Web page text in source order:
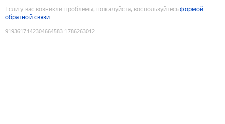
Если у вас возникли проблемы, пожалуйста, воспользуйтесьформой
обратной связи
9193617142304664583:1786263012